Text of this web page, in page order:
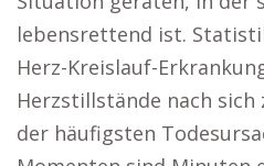
lebensrettend ist.
Herz-Kreislauf-
Herzstillstände nach
der häufigsten